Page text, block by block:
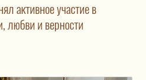
активное участие в
любви и верности